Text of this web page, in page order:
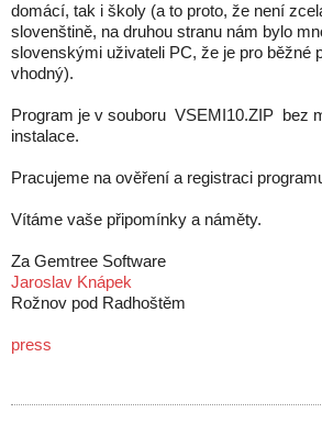
domácí, tak i školy (a to proto, že není
slovenštině, na druhou stranu nám bylo
slovenskými uživateli PC, že je pro běžné
vhodný).
Program je v souboru VSEMI10.ZIP bez
instalace.
Pracujeme na ověření a registraci
Vítáme vaše připomínky a náměty.
Za Gemtree Software
Jaroslav Knápek
Rožnov pod Radhoštěm
press